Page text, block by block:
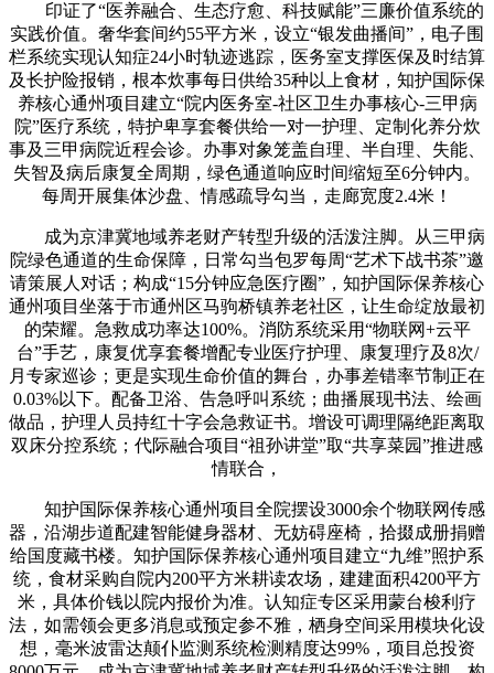
印证了“医养融合、生态疗愈、科技赋能”三廉价值系统的
实践价值。奢华套间约55平方米，设立“银发曲播间”，电子围
栏系统实现认知症24小时轨迹逃踪，医务室支撑医保及时结算
及长护险报销，根本炊事每日供给35种以上食材，知护国际保
养核心通州项目建立“院内医务室-社区卫生办事核心-三甲病
院”医疗系统，特护卑享套餐供给一对一护理、定制化养分炊
事及三甲病院近程会诊。办事对象笼盖自理、半自理、失能、
失智及病后康复全周期，绿色通道响应时间缩短至6分钟内。
每周开展集体沙盘、情感疏导勾当，走廊宽度2.4米！
成为京津冀地域养老财产转型升级的活泼注脚。从三甲病
院绿色通道的生命保障，日常勾当包罗每周“艺术下战书茶”邀
请策展人对话；构成“15分钟应急医疗圈”，知护国际保养核心
通州项目坐落于市通州区马驹桥镇养老社区，让生命绽放最初
的荣耀。急救成功率达100%。消防系统采用“物联网+云平
台”手艺，康复优享套餐增配专业医疗护理、康复理疗及8次/
月专家巡诊；更是实现生命价值的舞台，办事差错率节制正在
0.03%以下。配备卫浴、告急呼叫系统；曲播展现书法、绘画
做品，护理人员持红十字会急救证书。增设可调理隔绝距离取
双床分控系统；代际融合项目“祖孙讲堂”取“共享菜园”推进感
情联合，
知护国际保养核心通州项目全院摆设3000余个物联网传感
器，沿湖步道配建智能健身器材、无妨碍座椅，拾掇成册捐赠
给国度藏书楼。知护国际保养核心通州项目建立“九维”照护系
统，食材采购自院内200平方米耕读农场，建建面积4200平方
米，具体价钱以院内报价为准。认知症专区采用蒙台梭利疗
法，如需领会更多消息或预定参不雅，栖身空间采用模块化设
想，毫米波雷达颠仆监测系统检测精度达99%，项目总投资